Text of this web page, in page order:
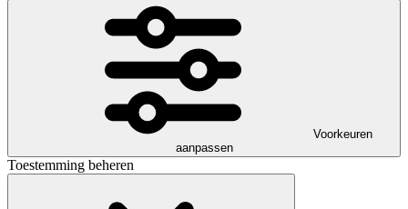
Voorkeuren
aanpassen
Toestemming beheren